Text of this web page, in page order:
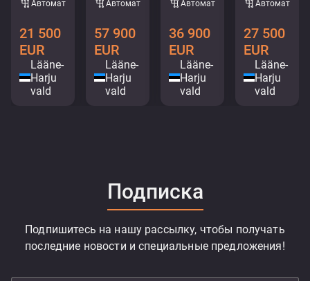
Aвтомат
21 500
EUR
Lääne-
Harju
vald
Aвтомат
57 900
EUR
Lääne-
Harju
vald
Aвтомат
36 900
EUR
Lääne-
Harju
vald
Aвтомат
27 500
EUR
Lääne-
Harju
vald
Подписка
Подпишитесь на нашу рассылку, чтобы получать
последние новости и специальные предложения!